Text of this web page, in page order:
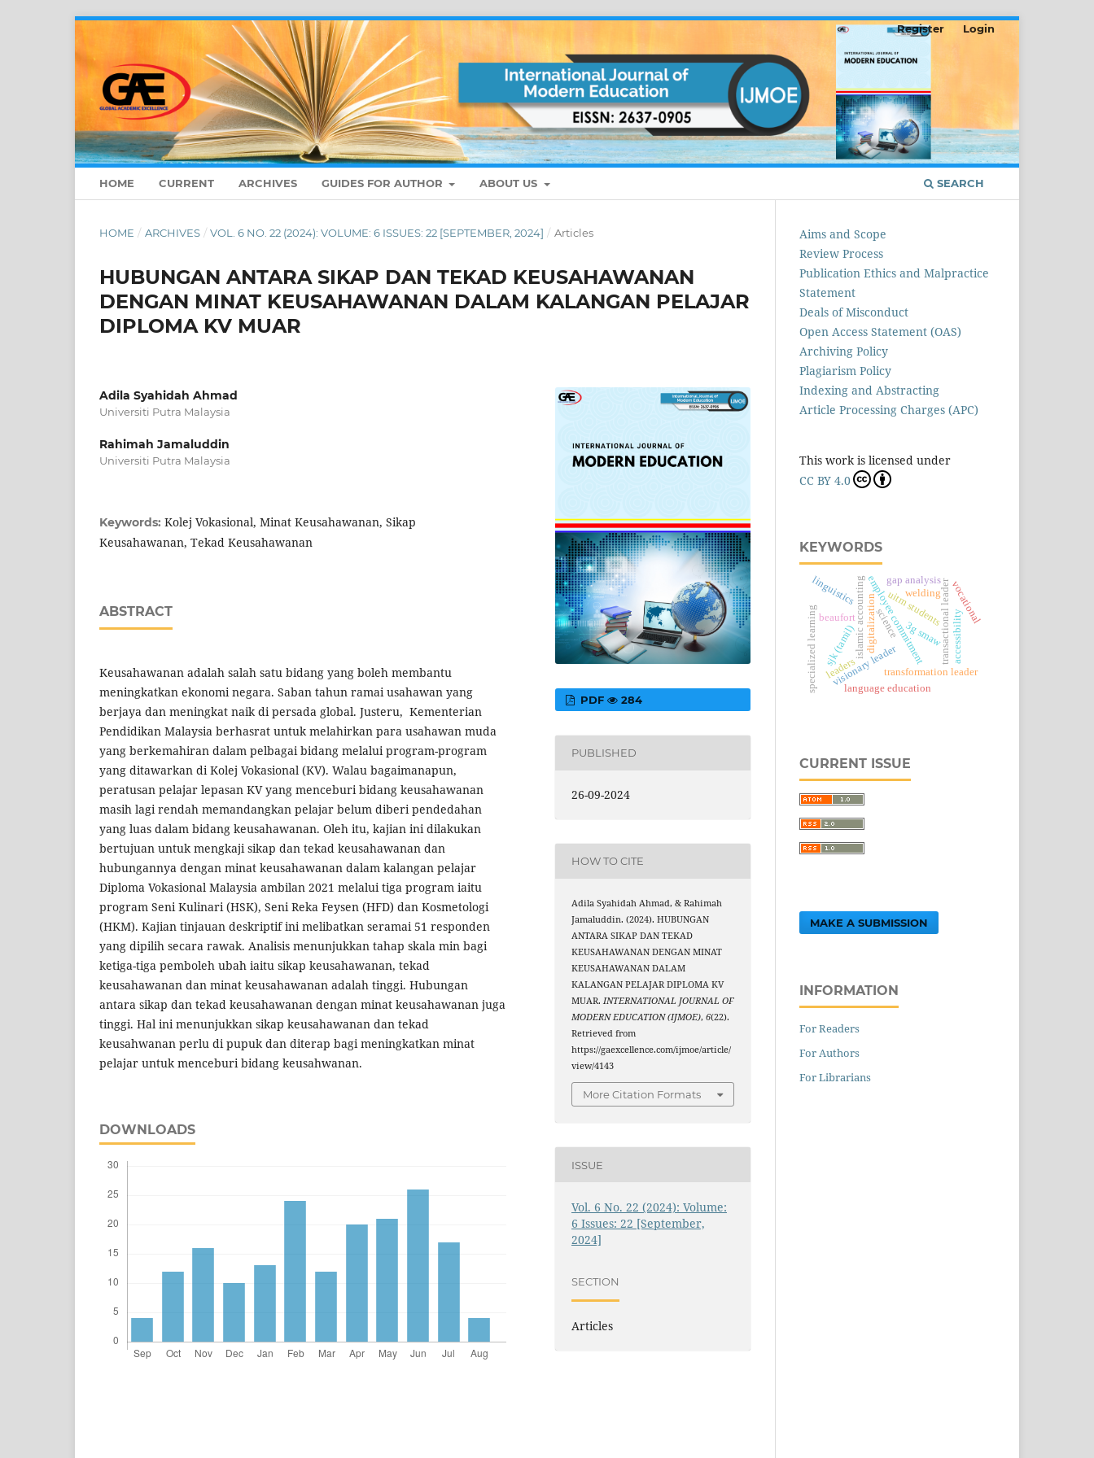
HOME CURRENT ARCHIVES GUIDES FOR AUTHOR ABOUT US SEARCH
Register Login
HOME / ARCHIVES / VOL. 6 NO. 22 (2024): VOLUME: 6 ISSUES: 22 [SEPTEMBER, 2024] / Articles
HUBUNGAN ANTARA SIKAP DAN TEKAD KEUSAHAWANAN
DENGAN MINAT KEUSAHAWANAN DALAM KALANGAN PELAJAR
DIPLOMA KV MUAR
Adila Syahidah Ahmad
Universiti Putra Malaysia
Rahimah Jamaluddin
Universiti Putra Malaysia
Keywords: Kolej Vokasional, Minat Keusahawanan, Sikap
Keusahawanan, Tekad Keusahawanan
ABSTRACT
Keusahawanan adalah salah satu bidang yang boleh membantu
meningkatkan ekonomi negara. Saban tahun ramai usahawan yang
berjaya dan meningkat naik di persada global. Justeru, Kementerian
Pendidikan Malaysia berhasrat untuk melahirkan para usahawan muda
yang berkemahiran dalam pelbagai bidang melalui program-program
yang ditawarkan di Kolej Vokasional (KV). Walau bagaimanapun,
peratusan pelajar lepasan KV yang menceburi bidang keusahawanan
masih lagi rendah memandangkan pelajar belum diberi pendedahan
yang luas dalam bidang keusahawanan. Oleh itu, kajian ini dilakukan
bertujuan untuk mengkaji sikap dan tekad keusahawanan dan
hubungannya dengan minat keusahawanan dalam kalangan pelajar
Diploma Vokasional Malaysia ambilan 2021 melalui tiga program iaitu
program Seni Kulinari (HSK), Seni Reka Feysen (HFD) dan Kosmetologi
(HKM). Kajian tinjauan deskriptif ini melibatkan seramai 51 responden
yang dipilih secara rawak. Analisis menunjukkan tahap skala min bagi
ketiga-tiga pemboleh ubah iaitu sikap keusahawanan, tekad
keusahawanan dan minat keusahawanan adalah tinggi. Hubungan
antara sikap dan tekad keusahawanan dengan minat keusahawanan juga
tinggi. Hal ini menunjukkan sikap keusahawanan dan tekad
keusahwanan perlu di pupuk dan diterap bagi meningkatkan minat
pelajar untuk menceburi bidang keusahwanan.
DOWNLOADS
PDF 284
PUBLISHED
26-09-2024
HOW TO CITE
Adila Syahidah Ahmad, & Rahimah
Jamaluddin. (2024). HUBUNGAN
ANTARA SIKAP DAN TEKAD
KEUSAHAWANAN DENGAN MINAT
KEUSAHAWANAN DALAM
KALANGAN PELAJAR DIPLOMA KV
MUAR.INTERNATIONAL JOURNAL OF
MODERN EDUCATION (IJMOE),6(22).
Retrieved from
https://gaexcellence.com/ijmoe/article/
view/4143
More Citation Formats
ISSUE
Vol. 6 No. 22 (2024): Volume:
6 Issues: 22 [September,
2024]
SECTION
Articles
Aims and Scope
Review Process
Publication Ethics and Malpractice
Statement
Deals of Misconduct
Open Access Statement (OAS)
Archiving Policy
Plagiarism Policy
Indexing and Abstracting
Article Processing Charges (APC)
This work is licensed under
CC BY 4.0
KEYWORDS
islamic accountingemployee commitment
beaufort
transformation leader
transactional leader
visionary leader
uitm students
language education
digitalization accessibility
sjk (tamil)
gap analysis
science
specialized learning
linguistics
3g smaw
vocational
welding
leaders
CURRENT ISSUE
MAKE A SUBMISSION
INFORMATION
For Readers
For Authors
For Librarians